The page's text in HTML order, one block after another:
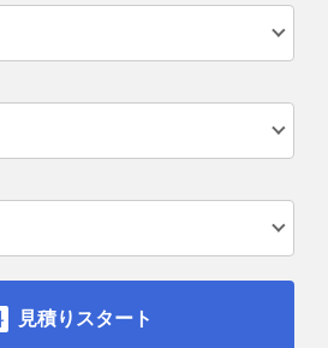
見積りスタート